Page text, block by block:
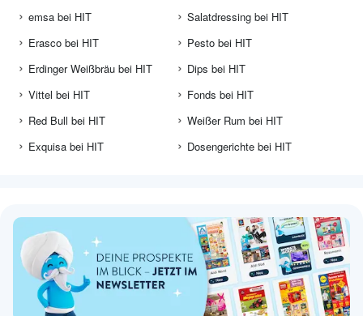
emsa bei HIT
Erasco bei HIT
Erdinger Weißbräu bei HIT
Vittel bei HIT
Red Bull bei HIT
Exquisa bei HIT
Salatdressing bei HIT
Pesto bei HIT
Dips bei HIT
Fonds bei HIT
Weißer Rum bei HIT
Dosengerichte bei HIT